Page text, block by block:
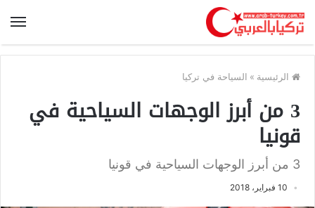
الرئيسية » السياحة في تركيا
3 من أبرز الوجهات السياحية في
قونيا
3 من أبرز الوجهات السياحية في قونيا
10 فبراير، 2018